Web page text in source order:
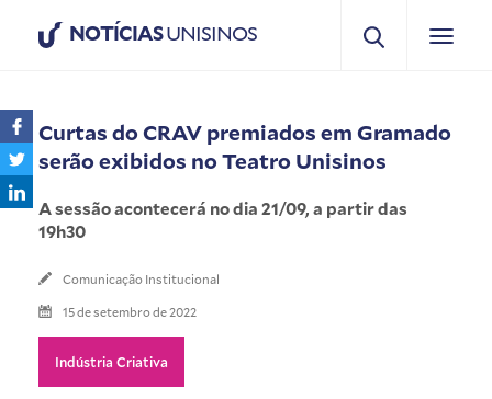
NOTÍCIASUNISINOS
Curtas do CRAV premiados em Gramado
serão exibidos no Teatro Unisinos
A sessão acontecerá no dia 21/09, a partir das
19h30
Comunicação Institucional
15 de setembro de 2022
Indústria Criativa